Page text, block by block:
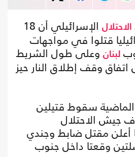
الاحتلال
الإسرائيلي أن 18
قتلوا في مواجهات
لبنان وعلى طول الشريط
وقف إطلاق النار حيز
سقوط قتيلين
جيش الاحتلال
أعلن مقتل ضابط وجندي
وقعتا داخل جنوب